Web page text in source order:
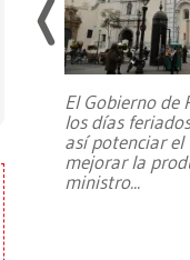
El Gobierno de
los días
así potenciar
mejorar la
ministro...